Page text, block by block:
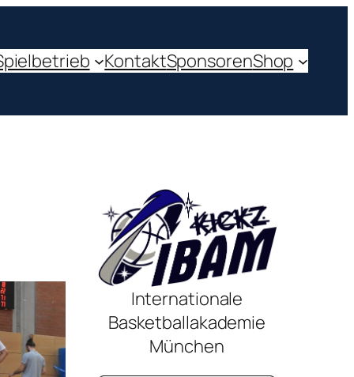
KontaktSponsorenShop
Internationale
Basketballakademie
München